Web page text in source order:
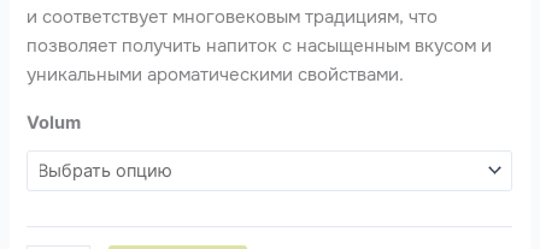
и соответствует многовековым традициям, что
позволяет получить напиток с насыщенным вкусом и
уникальными ароматическими свойствами.
Volum